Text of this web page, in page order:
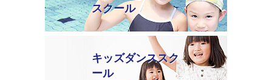
スクール
キッズダンススク
ール